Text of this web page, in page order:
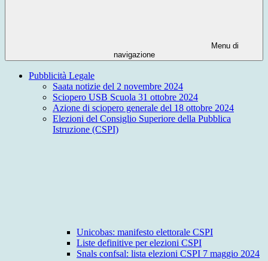
Menu di
navigazione
Pubblicità Legale
Saata notizie del 2 novembre 2024
Sciopero USB Scuola 31 ottobre 2024
Azione di sciopero generale del 18 ottobre 2024
Elezioni del Consiglio Superiore della Pubblica
Istruzione (CSPI)
Unicobas: manifesto elettorale CSPI
Liste definitive per elezioni CSPI
Snals confsal: lista elezioni CSPI 7 maggio 2024